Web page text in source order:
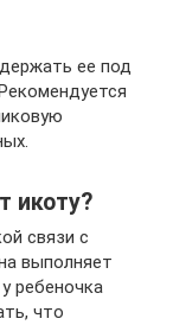
ее под
икоту?
связи с
выполняет
ребеночка
что